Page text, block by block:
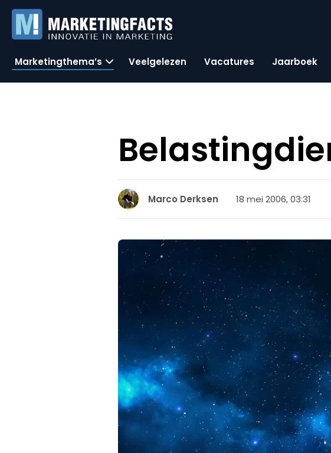
Marketingthema’s Veelgelezen Vacatures Jaarboek
Marco Derksen 18 mei 2006, 03:31